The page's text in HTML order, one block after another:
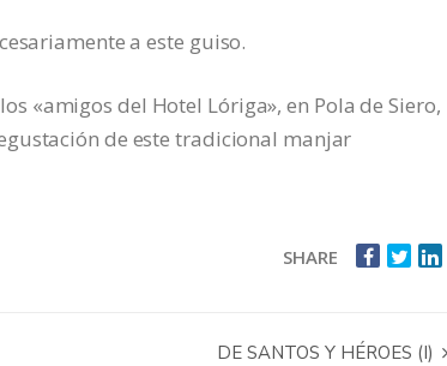
a este guiso.
«amigos del Hotel Lóriga», en Pola de Siero,
de este tradicional manjar
SHARE
DE SANTOS Y HÉROES (I)